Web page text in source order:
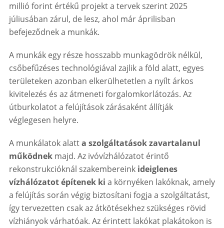
millió‬ forint értékű projekt a tervek szerint 2025
júliusában zárul, de lesz, ahol már áprilisban
befejeződnek a munkák.
A munkák egy része hosszabb munkagödrök nélkül,
csőbefűzéses technológiával zajlik a föld alatt, egyes
területeken azonban elkerülhetetlen a nyílt árkos
kivitelezés és az átmeneti forgalomkorlátozás. Az
útburkolatot a felújítások zárásaként állítják
véglegesen helyre.
A munkálatok alatta szolgáltatások zavartalanul
működnekmajd. Az ivóvízhálózatot érintő
rekonstrukcióknál szakembereink ideiglenes
vízhálózatot építenek ki a környéken lakóknak, amely
a felújítás során végig biztosítani fogja a szolgáltatást,
így tervezetten csak az átkötésekhez szükséges rövid
vízhiányok várhatóak. Az érintett lakókat plakátokon is